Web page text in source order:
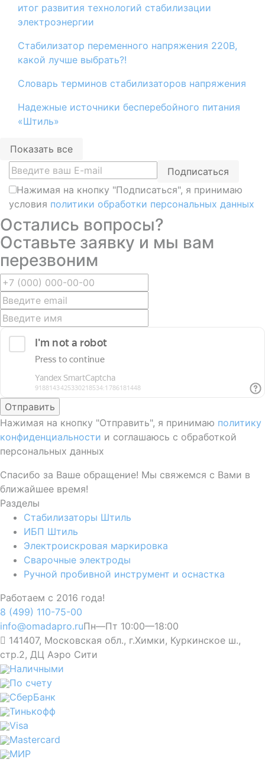
итог развития технологий стабилизации
электроэнергии
Стабилизатор переменного напряжения 220В,
какой лучше выбрать?!
Словарь терминов стабилизаторов напряжения
Надежные источники бесперебойного питания
«Штиль»
Показать все
Подписаться
Нажимая на кнопку "Подписаться", я принимаю
условия политики обработки персональных данных
Остались вопросы?
Оставьте заявку и мы вам
перезвоним
Отправить
Нажимая на кнопку "Отправить", я принимаю политику
конфиденциальности и соглашаюсь с обработкой
персональных данных
Спасибо за Ваше обращение! Мы свяжемся с Вами в
ближайшее время!
Разделы
Стабилизаторы Штиль
ИБП Штиль
Электроискровая маркировка
Сварочные электроды
Ручной пробивной инструмент и оснастка
Работаем с 2016 года!
8 (499) 110-75-00
info@omadapro.ruПн—Пт 10:00—18:00
141407, Московская обл., г.Химки, Куркинское ш.,
стр.2, ДЦ Аэро Сити
Наличными
По счету
СберБанк
Тинькофф
Visa
Mastercard
МИР